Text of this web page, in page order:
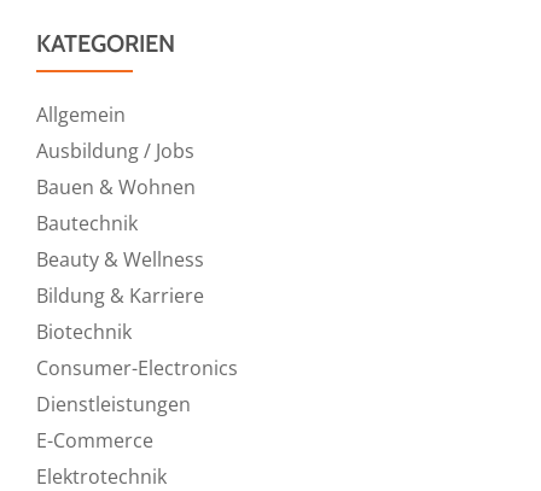
KATEGORIEN
Allgemein
Ausbildung / Jobs
Bauen & Wohnen
Bautechnik
Beauty & Wellness
Bildung & Karriere
Biotechnik
Consumer-Electronics
Dienstleistungen
E-Commerce
Elektrotechnik